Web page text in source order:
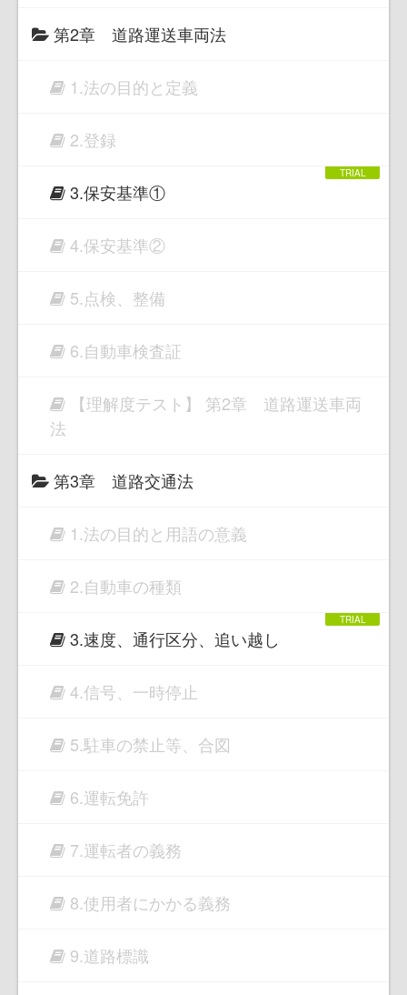
第2章 道路運送車両法
1.法の目的と定義
2.登録
3.保安基準①
4.保安基準②
5.点検、整備
6.自動車検査証
【理解度テスト】 第2章 道路運送車両
法
第3章 道路交通法
1.法の目的と用語の意義
2.自動車の種類
3.速度、通行区分、追い越し
4.信号、一時停止
5.駐車の禁止等、合図
6.運転免許
7.運転者の義務
8.使用者にかかる義務
9.道路標識